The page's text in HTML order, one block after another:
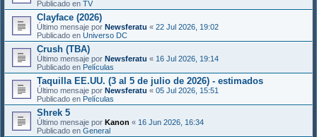
Publicado en TV
Clayface (2026)
Último mensaje por Newsferatu « 22 Jul 2026, 19:02
Publicado en Universo DC
Crush (TBA)
Último mensaje por Newsferatu « 16 Jul 2026, 19:14
Publicado en Películas
Taquilla EE.UU. (3 al 5 de julio de 2026) - estimados
Último mensaje por Newsferatu « 05 Jul 2026, 15:51
Publicado en Películas
Shrek 5
Último mensaje por Kanon « 16 Jun 2026, 16:34
Publicado en General